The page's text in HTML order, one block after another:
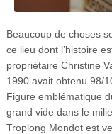
Beaucoup de choses
ce lieu dont l’histoire
propriétaire Christine
1990 avait obtenu 98/
Figure emblématique
grand vide dans le
Troplong Mondot est